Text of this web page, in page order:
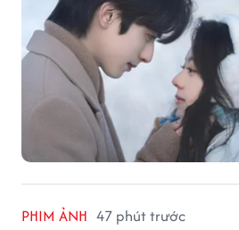
PHIM ẢNH 47 phút trước